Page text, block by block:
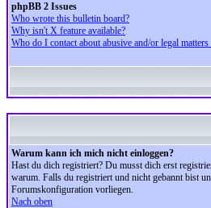
phpBB 2 Issues
Who wrote this bulletin board?
Why isn't X feature available?
Who do I contact about abusive and/or legal
Warum kann ich mich nicht einloggen?
Hast du dich registriert? Du musst dich erst
warum. Falls du registriert und nicht gebannt bist
Forumskonfiguration vorliegen.
Nach oben